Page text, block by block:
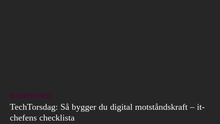
BRANSCHEN
TechTorsdag: Så bygger du digital motståndskraft – it-
chefens checklista